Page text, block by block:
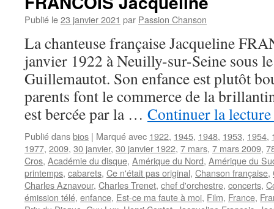
Publié le23 janvier 2021 par Passion Chanson
La chanteuse française Jacqueline
janvier 1922 à Neuilly-sur-Seine sous
Guillemautot. Son enfance est plutôt
parents font le commerce de la
est bercée par la … Continuer la lecture
Publié dansbios | Marqué avec 1922, 1945, 1948, 1953, 1954,
1977, 2009, 30 janvier, 30 janvier 1922, 7 mars, 7 mars 2009,
Cros, Académie du disque, Amérique du Nord, Amérique du
printemps, cabarets, Ce n'était pas original, Chanson française,
Charles Aznavour, Charles Trenet, chef d'orchestre, concerts,
émission télé, enfance, Est-ce ma faute à moi, Film, France,